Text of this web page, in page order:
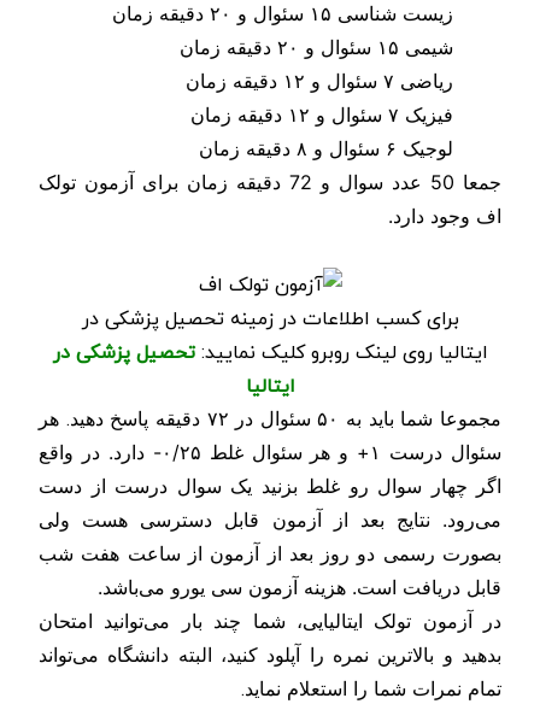
زیست شناسی ۱۵ سئوال و ۲۰ دقیقه زمان
شیمی ۱۵ سئوال و ۲۰ دقیقه زمان
ریاضی ۷ سئوال و ۱۲ دقیقه زمان
فیزیک ۷ سئوال و ۱۲ دقیقه زمان
لوجیک ۶ سئوال و ۸ دقیقه زمان
جمعا 50 عدد سوال و 72 دقیقه زمان برای آزمون تولک
اف وجود دارد.
برای کسب اطلاعات در زمینه تحصیل پزشکی در
ایتالیا روی لینک روبرو کلیک نمایید:تحصیل پزشکی در
ایتالیا
مجموعا شما باید به ۵۰ سئوال در ۷۲ دقیقه پاسخ دهید . هر
سئوال درست ۱+ و هر سئوال غلط ۰/۲۵- دارد.
در واقع
اگر چهار سوال رو غلط بزنید یک سوال درست از دست
می‌رود. نتایج بعد از آزمون قابل دسترسی هست ولی
بصورت رسمی دو روز بعد از آزمون از ساعت هفت شب
قابل دریافت است. هزینه آزمون سی یورو می‌باشد.
در آزمون تولک ایتالیایی، شما چند بار می‌توانید امتحان
بدهید و بالاترین نمره را آپلود کنید، البته دانشگاه می‌تواند
تمام نمرات شما را استعلام نماید.